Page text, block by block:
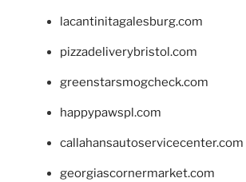
lacantinitagalesburg.com
pizzadeliverybristol.com
greenstarsmogcheck.com
happypawspl.com
callahansautoservicecenter.com
georgiascornermarket.com